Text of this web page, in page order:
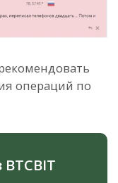
операций по